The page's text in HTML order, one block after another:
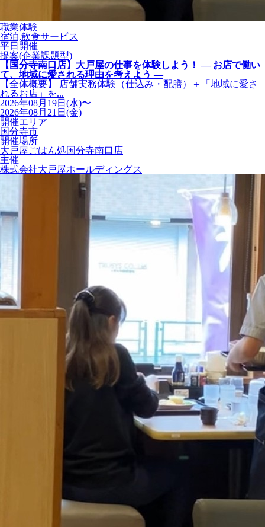
職業体験
宿泊,飲食サービス
平日開催
提案(企業課題型)
【国分寺南口店】大戸屋の仕事を体験しよう！ ― お店で働い
て、地域に愛される理由を考えよう ―
【全体概要】 店舗実務体験（仕込み・配膳）＋「地域に愛さ
れるお店」を...
2026年08月19日(水)〜
2026年08月21日(金)
開催エリア
国分寺市
開催場所
大戸屋ごはん処国分寺南口店
主催
株式会社大戸屋ホールディングス